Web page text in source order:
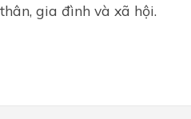
gia đình và xã hội.